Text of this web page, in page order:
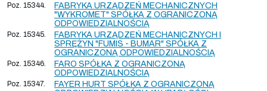
Poz. 15344.
FABRYKA URZĄDZEŃ MECHANICZNYCH
"WYKROMET" SPÓŁKA Z OGRANICZONĄ
ODPOWIEDZIALNOŚCIĄ
Poz. 15345.
FABRYKA URZĄDZEŃ MECHANICZNYCH I
SPRĘŻYN "FUMIS - BUMAR" SPÓŁKA Z
OGRANICZONĄ ODPOWIEDZIALNOŚCIĄ
Poz. 15346.
FARO SPÓŁKA Z OGRANICZONĄ
ODPOWIEDZIALNOŚCIĄ
Poz. 15347.
FAYER HURT SPÓŁKA Z OGRANICZONĄ